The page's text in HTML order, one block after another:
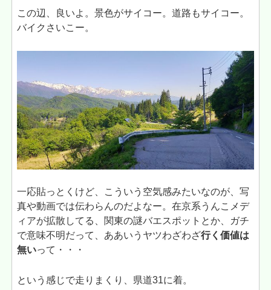
この辺、良いよ。景色がサイコー。道路もサイコー。
バイクさいこー。
一応貼っとくけど、こういう空気感みたいなのが、写
真や動画では伝わらんのだよなー。在京系うんこメデ
ィアが拡散してる、関東の謎バエスポットとか、ガチ
で意味不明だって、ああいうヤツわざわざ行く価値は
無いって・・・
という感じで走りまくり、県道31に着。